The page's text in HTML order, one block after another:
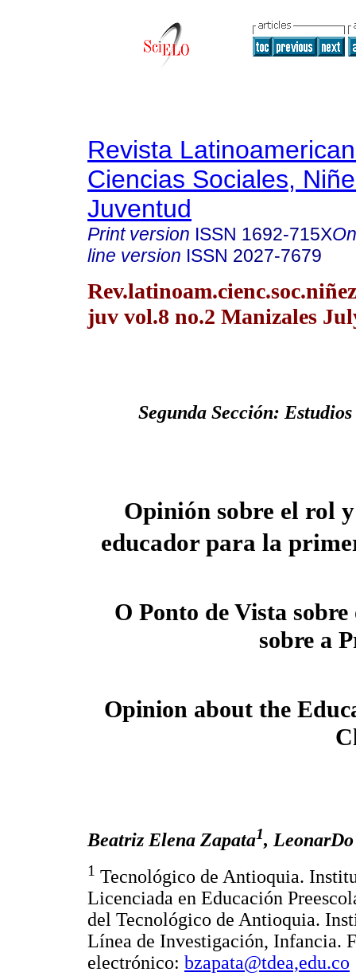
Revista
Ciencias Sociales,
Juventud
Print version ISSN 1692-715X
line version ISSN 2027-7679
Rev.latinoam.cienc.soc.niñez
juv vol.8 no.2 Manizales
Segunda Sección:
Opinión sobre el rol
educador para la
O Ponto de Vista
sobre a
Opinion about the
Beatriz Elena Zapata1,
1 Tecnológico de Antioquia.
Licenciada en Educación
del Tecnológico de Antioquia.
Línea de Investigación, Infancia.
electrónico: bzapata@tdea,edu.co